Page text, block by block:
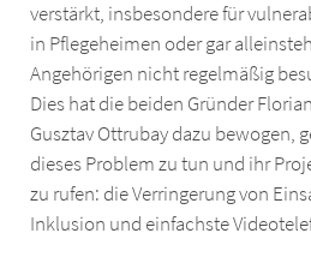
verstärkt, insbesondere für
in Pflegeheimen oder gar
Angehörigen nicht regelmäßig
Dies hat die beiden Gründer
Gusztav Ottrubay dazu bewogen,
dieses Problem zu tun und ihr
zu rufen: die Verringerung von
Inklusion und einfachste